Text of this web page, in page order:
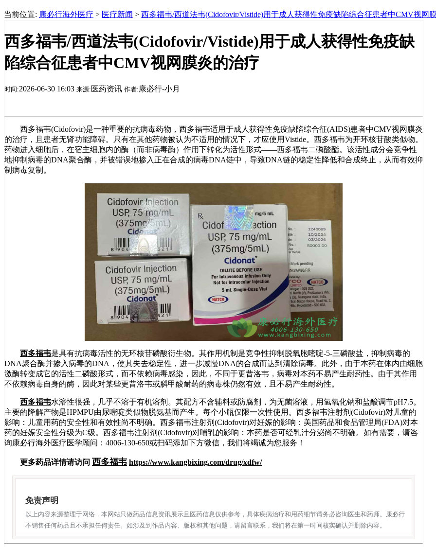
当前位置: 康必行海外医疗 > 医疗新闻 > 西多福韦/西道法韦(Cidofovir/Vistide)用于成人获得性免疫缺陷综合征患者中CMV视网
西多福韦/西道法韦(Cidofovir/Vistide)用于成人获得性免疫缺
陷综合征患者中CMV视网膜炎的治疗
时间:2026-06-30 16:03 来源: 医药资讯 作者: 康必行-小月
西多福韦(Cidofovir)是一种重要的抗病毒药物，西多福韦适用于成人获得性免疫缺陷综合征(AIDS)患者中CMV视网膜炎
的治疗，且患者无肾功能障碍。只有在其他药物被认为不适用的情况下，才应使用Vistide。西多福韦为开环核苷酸类似物。
药物进入细胞后，在宿主细胞内的酶（而非病毒酶）作用下转化为活性形式——西多福韦二磷酸酯。该活性成分会竞争性
地抑制病毒的DNA聚合酶，并被错误地掺入正在合成的病毒DNA链中，导致DNA链的稳定性降低和合成终止，从而有效抑
制病毒复制。
西多福韦是具有抗病毒活性的无环核苷磷酸衍生物。其作用机制是竞争性抑制脱氧胞嘧啶-5-三磷酸盐，抑制病毒的
DNA聚合酶并掺入病毒的DNA，使其失去稳定性，进一步减慢DNA的合成而达到清除病毒。此外，由于本药在体内由细胞
激酶转变成它的活性二磷酸形式，而不依赖病毒感染，因此，不同于更昔洛韦，病毒对本药不易产生耐药性。由于其作用
不依赖病毒自身的酶，因此对某些更昔洛韦或膦甲酸耐药的病毒株仍然有效，且不易产生耐药性。
西多福韦水溶性很强，几乎不溶于有机溶剂。其配方不含辅料或防腐剂，为无菌溶液，用氢氧化钠和盐酸调节pH7.5。
主要的降解产物是HPMPU由尿嘧啶类似物脱氨基而产生。每个小瓶仅限一次性使用。西多福韦注射剂(Cidofovir)对儿童的
影响：儿童用药的安全性和有效性尚不明确。西多福韦注射剂(Cidofovir)对妊娠的影响：美国药品和食品管理局(FDA)对本
药的妊娠安全性分级为C级。西多福韦注射剂(Cidofovir)对哺乳的影响：本药是否可经乳汁分泌尚不明确。如有需要，请咨
询康必行海外医疗医学顾问：4006-130-650或扫码添加下方微信，我们将竭诚为您服务！
更多药品详情请访问 西多福韦 https://www.kangbixing.com/drug/xdfw/
免责声明
以上内容来源整理于网络，本网站只做药品信息资讯展示且医药信息仅供参考，具体疾病治疗和用药细节请务必咨询医生和药师。康必行
不销售任何药品且不承担任何责任。如涉及到作品内容、版权和其他问题，请留言联系，我们将在第一时间核实确认并删除内容。